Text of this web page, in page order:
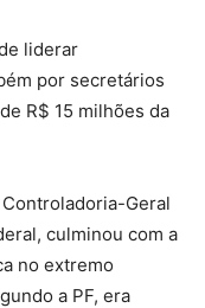
liderar
por secretários
R$ 15 milhões da
Geral
culminou com a
no extremo
a PF, era